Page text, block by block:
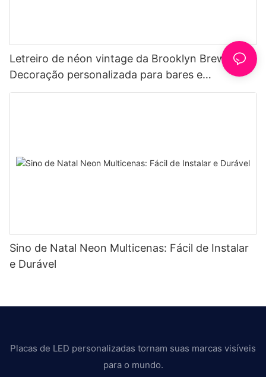
Letreiro de néon vintage da Brooklyn Brewery |
Decoração personalizada para bares e
cervejarias
Sino de Natal Neon Multicenas: Fácil de Instalar
e Durável
Placas de LED personalizadas tornam suas marcas visíveis
para o mundo.